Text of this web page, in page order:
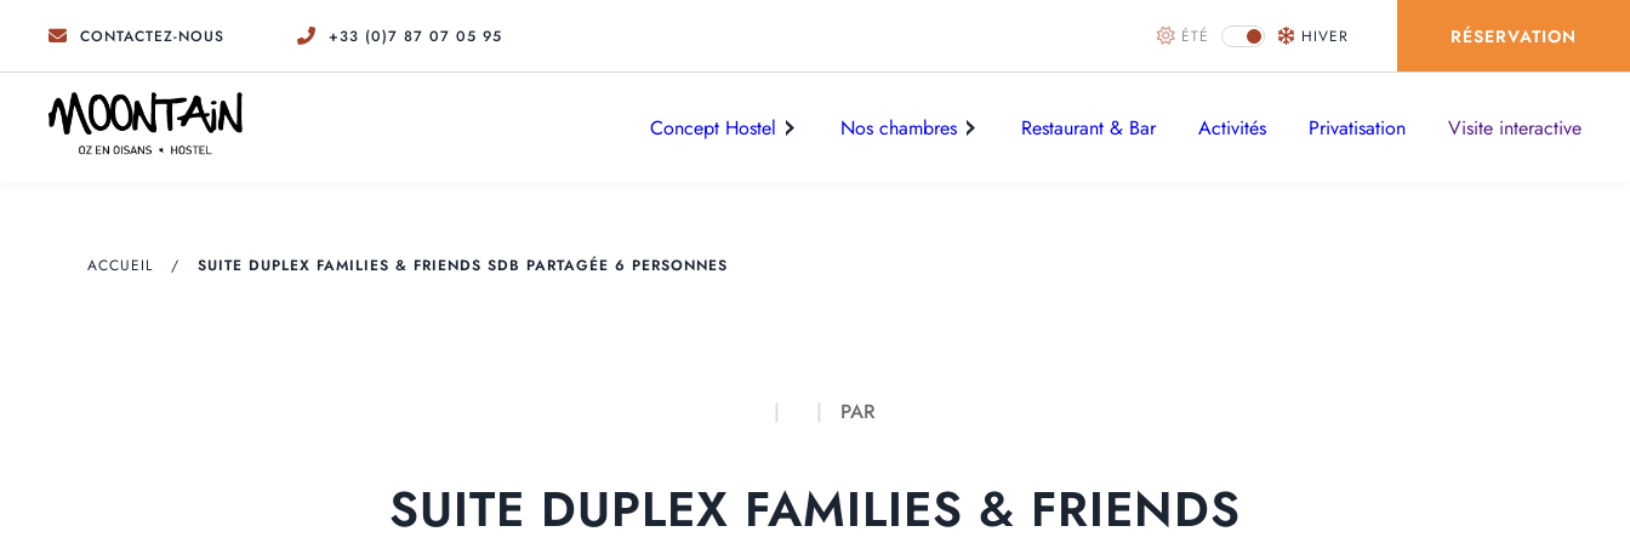
CONTACTEZ-NOUS +33 (0)7 87 07 05 95 ÉTÉ HIVER RÉSERVATION
Concept Hostel Nos chambres
CHAMBRES FAMILIES & FRIENDS LIT EN CHAMBRE À PARTAGER
Restaurant & Bar Activités Privatisation Visite interactive
ACCUEIL SUITE DUPLEX FAMILIES & FRIENDS SDB PARTAGÉE 6 PERSONNES
PAR
SUITE DUPLEX FAMILIES & FRIENDS